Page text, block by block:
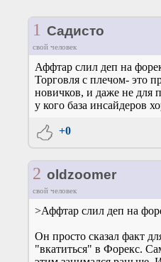
1 Садисто
свой человек
Аффтар слил деп на
Торговля с плечом- это
новичков, и даже не для
у кого база инсайдеров
+0
2 oldzoomer
свой человек
>Аффтар слил деп на
Он просто сказал факт
"вкатиться" в Форекс.